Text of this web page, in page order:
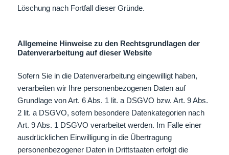
Löschung nach Fortfall dieser Gründe.
Allgemeine Hinweise zu den Rechtsgrundlagen der
Datenverarbeitung auf dieser Website
Sofern Sie in die Datenverarbeitung eingewilligt haben,
verarbeiten wir Ihre personenbezogenen Daten auf
Grundlage von Art. 6 Abs. 1 lit. a DSGVO bzw. Art. 9 Abs.
2 lit. a DSGVO, sofern besondere Datenkategorien nach
Art. 9 Abs. 1 DSGVO verarbeitet werden. Im Falle einer
ausdrücklichen Einwilligung in die Übertragung
personenbezogener Daten in Drittstaaten erfolgt die